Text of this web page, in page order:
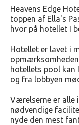
Heavens Edge
toppen af Ella's
hvor på hotellet I
Hotellet er lavet i
opmærksomheden
hotellets pool kan
og fra lobbyen
Værelserne er alle
nødvendige
nyde den mest